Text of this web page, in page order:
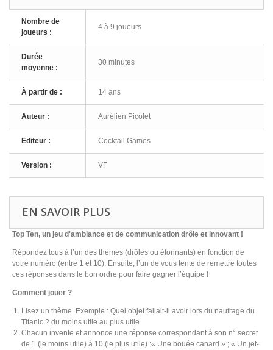
Nombre de
joueurs :
4 à 9 joueurs
Durée
moyenne :
30 minutes
À partir de : 14 ans
Auteur : Aurélien Picolet
Editeur : Cocktail Games
Version : VF
EN SAVOIR PLUS
Top Ten, un jeu d'ambiance et de communication drôle et innovant !
Répondez tous à l’un des thèmes (drôles ou étonnants) en fonction de
votre numéro (entre 1 et 10). Ensuite, l’un de vous tente de remettre toutes
ces réponses dans le bon ordre pour faire gagner l’équipe !
Comment jouer ?
Lisez un thème. Exemple : Quel objet fallait-il avoir lors du naufrage du
Titanic ? du moins utile au plus utile.
Chacun invente et annonce une réponse correspondant à son n° secret
de 1 (le moins utile) à 10 (le plus utile) :« Une bouée canard » ; « Un jet-